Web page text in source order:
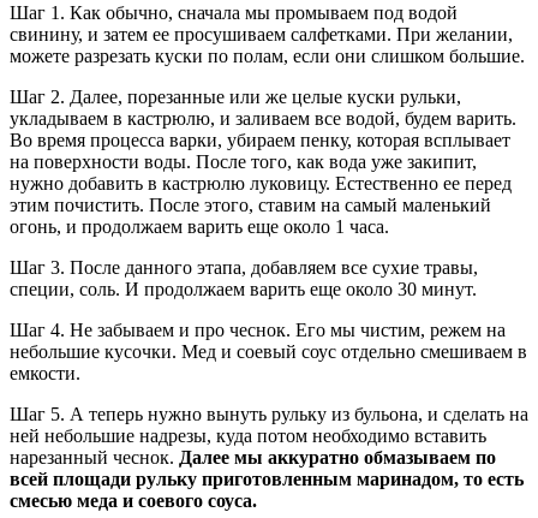
Шаг 1. Как обычно, сначала мы промываем под водой
свинину, и затем ее просушиваем салфетками. При желании,
можете разрезать куски по полам, если они слишком большие.
Шаг 2. Далее, порезанные или же целые куски рульки,
укладываем в кастрюлю, и заливаем все водой, будем варить.
Во время процесса варки, убираем пенку, которая всплывает
на поверхности воды. После того, как вода уже закипит,
нужно добавить в кастрюлю луковицу. Естественно ее перед
этим почистить. После этого, ставим на самый маленький
огонь, и продолжаем варить еще около 1 часа.
Шаг 3. После данного этапа, добавляем все сухие травы,
специи, соль. И продолжаем варить еще около 30 минут.
Шаг 4. Не забываем и про чеснок. Его мы чистим, режем на
небольшие кусочки. Мед и соевый соус отдельно смешиваем в
емкости.
Шаг 5. А теперь нужно вынуть рульку из бульона, и сделать на
ней небольшие надрезы, куда потом необходимо вставить
нарезанный чеснок. Далее мы аккуратно обмазываем по
всей площади рульку приготовленным маринадом, то есть
смесью меда и соевого соуса.